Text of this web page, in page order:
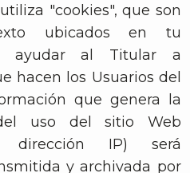
"cookies", que son
ubicados en tu
ayudar al Titular a
hacen los Usuarios del
que genera la
uso del sitio Web
dirección IP) será
y archivada por